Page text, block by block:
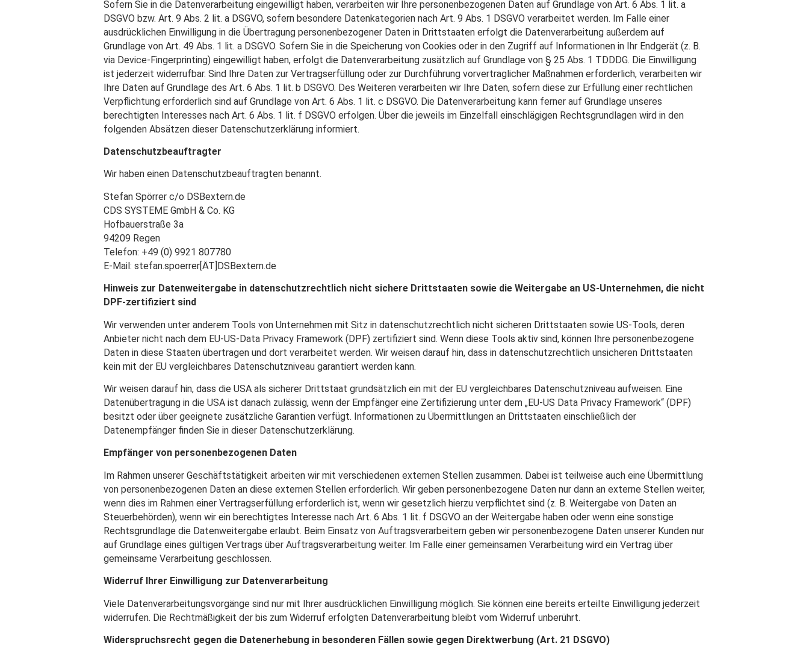
Sofern Sie in die Datenverarbeitung eingewilligt haben, verarbeiten wir Ihre personenbezogenen Daten auf Grundlage von Art. 6 Abs. 1 lit. a
DSGVO bzw. Art. 9 Abs. 2 lit. a DSGVO, sofern besondere Datenkategorien nach Art. 9 Abs. 1 DSGVO verarbeitet werden. Im Falle einer
ausdrücklichen Einwilligung in die Übertragung personenbezogener Daten in Drittstaaten erfolgt die Datenverarbeitung außerdem auf
Grundlage von Art. 49 Abs. 1 lit. a DSGVO. Sofern Sie in die Speicherung von Cookies oder in den Zugriff auf Informationen in Ihr Endgerät (z. B.
via Device-Fingerprinting) eingewilligt haben, erfolgt die Datenverarbeitung zusätzlich auf Grundlage von § 25 Abs. 1 TDDDG. Die Einwilligung
ist jederzeit widerrufbar. Sind Ihre Daten zur Vertragserfüllung oder zur Durchführung vorvertraglicher Maßnahmen erforderlich, verarbeiten wir
Ihre Daten auf Grundlage des Art. 6 Abs. 1 lit. b DSGVO. Des Weiteren verarbeiten wir Ihre Daten, sofern diese zur Erfüllung einer rechtlichen
Verpflichtung erforderlich sind auf Grundlage von Art. 6 Abs. 1 lit. c DSGVO. Die Datenverarbeitung kann ferner auf Grundlage unseres
berechtigten Interesses nach Art. 6 Abs. 1 lit. f DSGVO erfolgen. Über die jeweils im Einzelfall einschlägigen Rechtsgrundlagen wird in den
folgenden Absätzen dieser Datenschutzerklärung informiert.
Datenschutzbeauftragter
Wir haben einen Datenschutzbeauftragten benannt.
Stefan Spörrer c/o DSBextern.de
CDS SYSTEME GmbH & Co. KG
Hofbauerstraße 3a
94209 Regen
Telefon: +49 (0) 9921 807780
E-Mail: stefan.spoerrer[ÄT]DSBextern.de
Hinweis zur Datenweitergabe in datenschutzrechtlich nicht sichere Drittstaaten sowie die Weitergabe an US-Unternehmen, die nicht
DPF-zertifiziert sind
Wir verwenden unter anderem Tools von Unternehmen mit Sitz in datenschutzrechtlich nicht sicheren Drittstaaten sowie US-Tools, deren
Anbieter nicht nach dem EU-US-Data Privacy Framework (DPF) zertifiziert sind. Wenn diese Tools aktiv sind, können Ihre personenbezogene
Daten in diese Staaten übertragen und dort verarbeitet werden. Wir weisen darauf hin, dass in datenschutzrechtlich unsicheren Drittstaaten
kein mit der EU vergleichbares Datenschutzniveau garantiert werden kann.
Wir weisen darauf hin, dass die USA als sicherer Drittstaat grundsätzlich ein mit der EU vergleichbares Datenschutzniveau aufweisen. Eine
Datenübertragung in die USA ist danach zulässig, wenn der Empfänger eine Zertifizierung unter dem „EU-US Data Privacy Framework“ (DPF)
besitzt oder über geeignete zusätzliche Garantien verfügt. Informationen zu Übermittlungen an Drittstaaten einschließlich der
Datenempfänger finden Sie in dieser Datenschutzerklärung.
Empfänger von personenbezogenen Daten
Im Rahmen unserer Geschäftstätigkeit arbeiten wir mit verschiedenen externen Stellen zusammen. Dabei ist teilweise auch eine Übermittlung
von personenbezogenen Daten an diese externen Stellen erforderlich. Wir geben personenbezogene Daten nur dann an externe Stellen weiter,
wenn dies im Rahmen einer Vertragserfüllung erforderlich ist, wenn wir gesetzlich hierzu verpflichtet sind (z. B. Weitergabe von Daten an
Steuerbehörden), wenn wir ein berechtigtes Interesse nach Art. 6 Abs. 1 lit. f DSGVO an der Weitergabe haben oder wenn eine sonstige
Rechtsgrundlage die Datenweitergabe erlaubt. Beim Einsatz von Auftragsverarbeitern geben wir personenbezogene Daten unserer Kunden nur
auf Grundlage eines gültigen Vertrags über Auftragsverarbeitung weiter. Im Falle einer gemeinsamen Verarbeitung wird ein Vertrag über
gemeinsame Verarbeitung geschlossen.
Widerruf Ihrer Einwilligung zur Datenverarbeitung
Viele Datenverarbeitungsvorgänge sind nur mit Ihrer ausdrücklichen Einwilligung möglich. Sie können eine bereits erteilte Einwilligung jederzeit
widerrufen. Die Rechtmäßigkeit der bis zum Widerruf erfolgten Datenverarbeitung bleibt vom Widerruf unberührt.
Widerspruchsrecht gegen die Datenerhebung in besonderen Fällen sowie gegen Direktwerbung (Art. 21 DSGVO)